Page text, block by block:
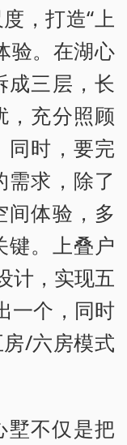
，打造“上
验。在湖心
成三层，长
，充分照顾
同时，要完
求，除了
间体验，多
键。上叠户
计，实现五
一个，同时
/六房模式
墅不仅是把